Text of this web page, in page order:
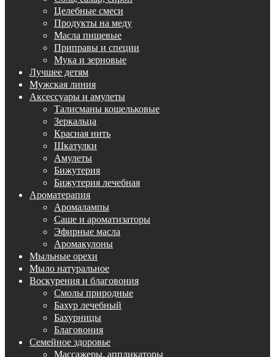
Целебные смеси
Продукты на меду
Масла пищевые
Приправы и специи
Мука и зерновые
Лучшее детям
Мужская линия
Аксессуары и амулеты
Талисманы кошельковые
Зеркальца
Красная нить
Шкатулки
Амулеты
Бижутерия
Бижутерия лечебная
Ароматерапия
Аромалампы
Саше и ароматизаторы
Эфирные масла
Аромакулоны
Мыльные орехи
Мыло натуральное
Воскурения и благовония
Смолы природные
Бахур лечебный
Бахурницы
Благовония
Семейное здоровье
Массажеры, аппликаторы